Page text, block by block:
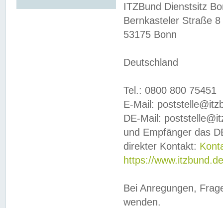
ITZBund Dienstsitz
Bernkasteler Straße 8
53175 Bonn
Deutschland
Tel.: 0800 800 75451
E-Mail:
DE-Mail:
und Empfänger das
direkter Kontakt:
https://
Bei Anregungen,
wenden.